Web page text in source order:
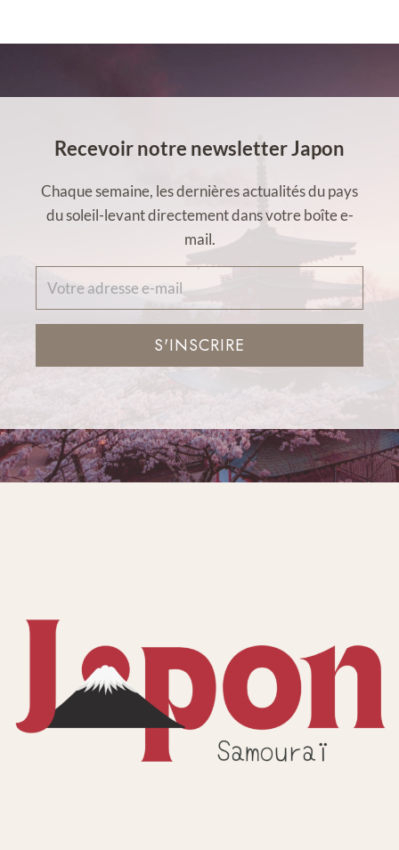
Recevoir notre newsletter Japon
Chaque semaine, les dernières actualités du pays
du soleil-levant directement dans votre boîte e-
mail.
S'INSCRIRE